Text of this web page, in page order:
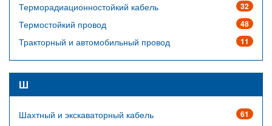
32
Терморадиационностойкий кабель
48
Термостойкий провод
11
Тракторный и автомобильный провод
Ш
61
Шахтный и экскаваторный кабель